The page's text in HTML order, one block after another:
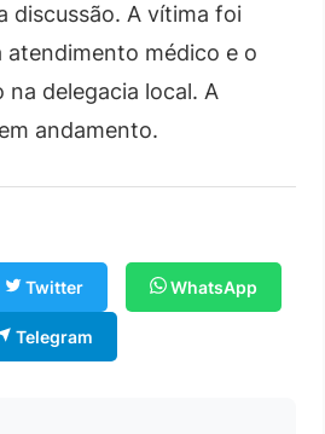
discussão. A vítima foi
atendimento médico e o
delegacia local. A
andamento.
Twitter WhatsApp
Telegram